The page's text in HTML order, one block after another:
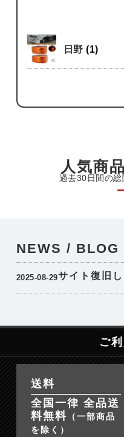
日野(1)
人気商
過去30日間の
NEWS / BLOG
2025-08-29サイト復旧
ご
送料
全国一律 全品送
料無料 （一部商品
を除く）